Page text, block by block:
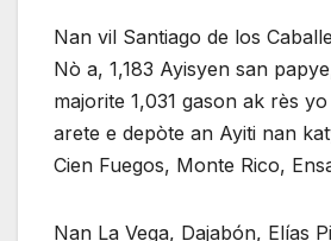
Nan vil Santiago de los
Nò a, 1,183 Ayisyen san
majorite 1,031 gason ak rès
arete e depòte an Ayiti nan
Cien Fuegos, Monte Rico,
Nan La Vega, Dajabón, Elías